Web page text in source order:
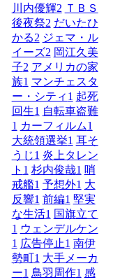
川内優輝2 ＴＢＳ
後夜祭2 だいたひ
かる2 ジェマ・ル
イーズ2 岡江久美
子2 アメリカの家
族1 マンチェスタ
ー・シティ 1 起死
回生1 自転車盗難
1 カーフィルム1
大統領選挙1 耳そ
うじ1 炎上タレン
ト 1 杉内俊哉1 哨
戒艦1 予想外1 大
反響1 前編1 堅実
な生活1 国旗立て
1 ウェンデルケン
1 広告停止1 南伊
勢町1 大手メーカ
ー1 鳥羽周作1 感